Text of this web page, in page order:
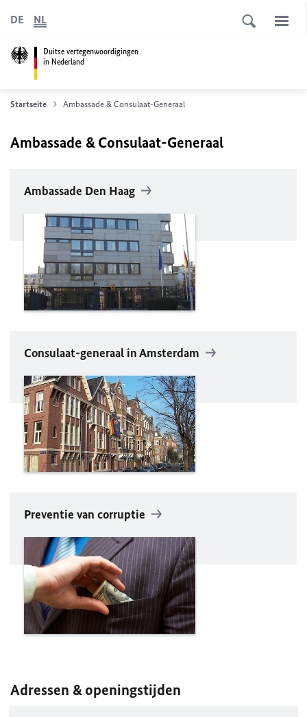
Duitse vertegenwoordigingen
in Nederland
DE NL
Startseite Ambassade & Consulaat-Generaal
Ambassade & Consulaat-Generaal
Ambassade Den Haag
Consulaat-generaal in Amsterdam
Preventie van corruptie
Adressen & openingstijden